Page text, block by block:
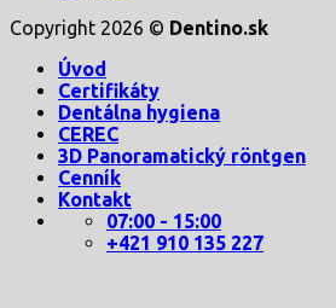
Copyright 2026 © Dentino.sk
Úvod
Certifikáty
Dentálna hygiena
CEREC
3D Panoramatický röntgen
Cenník
Kontakt
07:00 - 15:00
+421 910 135 227